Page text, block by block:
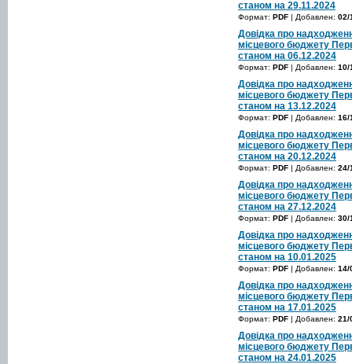
станом на 29.11.2024
Формат: PDF | Добавлен: 02/
Довідка про
місцевого бюджету
станом на 06.12.2024
Формат: PDF | Добавлен: 10/
Довідка про
місцевого бюджету
станом на 13.12.2024
Формат: PDF | Добавлен: 16/
Довідка про
місцевого бюджету
станом на 20.12.2024
Формат: PDF | Добавлен: 24/
Довідка про
місцевого бюджету
станом на 27.12.2024
Формат: PDF | Добавлен: 30/
Довідка про
місцевого бюджету
станом на 10.01.2025
Формат: PDF | Добавлен: 14/
Довідка про
місцевого бюджету
станом на 17.01.2025
Формат: PDF | Добавлен: 21/
Довідка про
місцевого бюджету
станом на 24.01.2025